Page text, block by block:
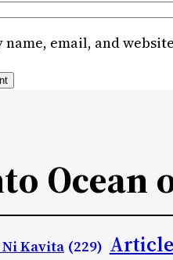
name, email, and
Ocean
Kavita (229) Article